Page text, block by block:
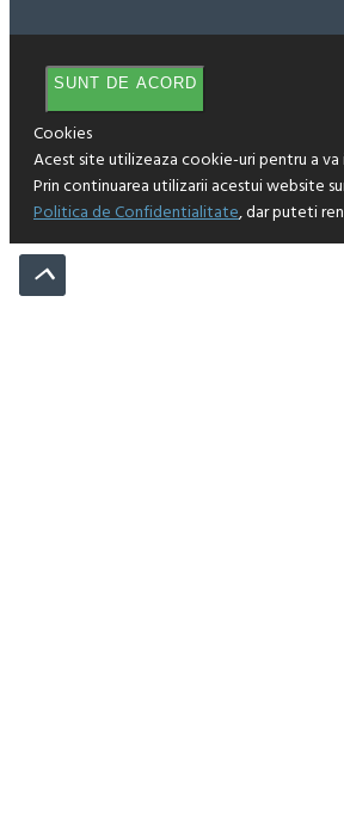
SUNT DE ACORD
Cookies
Acest site utilizeaza cookie-uri pentru a
Prin continuarea utilizarii acestui website
Politica de Confidentialitate, dar puteti